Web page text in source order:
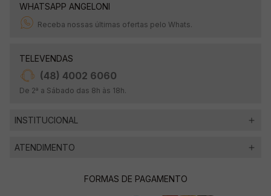
WHATSAPP ANGELONI
Receba nossas últimas ofertas pelo Whats.
TELEVENDAS
(48) 4002 6060
De 2ª a Sábado das 8h às 18h.
INSTITUCIONAL
ATENDIMENTO
FORMAS DE PAGAMENTO